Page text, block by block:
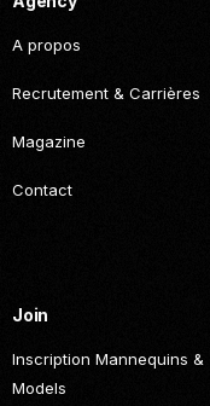
A propos
Recrutement & Carrières
Magazine
Contact
Join
Inscription Mannequins &
Models